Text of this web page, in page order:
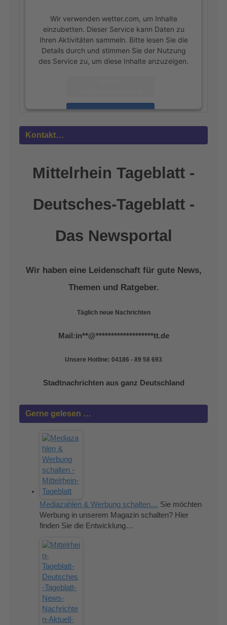
Wir verwenden wetter.com, um Inhalte
einzubetten. Dieser Service kann Daten zu
Ihren Aktivitäten sammeln. Bitte lesen Sie die
Details durch und stimmen Sie der Nutzung
des Service zu, um diese Inhalte anzuzeigen.
Akzeptieren
Kontakt…
Mittelrhein Tageblatt -
Deutsches-Tageblatt -
Das Newsportal
Wir haben eine Leidenschaft für gute News,
Themen und Ratgeber.
Täglich neue Nachrichten
Mail:in**@*******************tt.de
Unsere Hotline: 04186 - 89 58 693
Stadtnachrichten aus ganz Deutschland
Gerne gelesen …
Mediazahlen & Werbung schalten… Sie möchten
Werbung in unserem Magazin schalten? Hier
finden Sie die Entwicklung…